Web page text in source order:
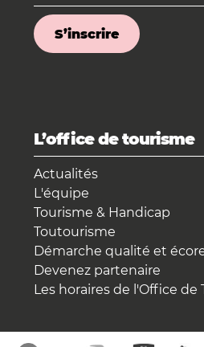
S’inscrire
L’office de tourisme
Actualités
L'équipe
Tourisme & Handicap
Toutourisme
Démarche qualité et
Devenez partenaire
Les horaires de l'Office de